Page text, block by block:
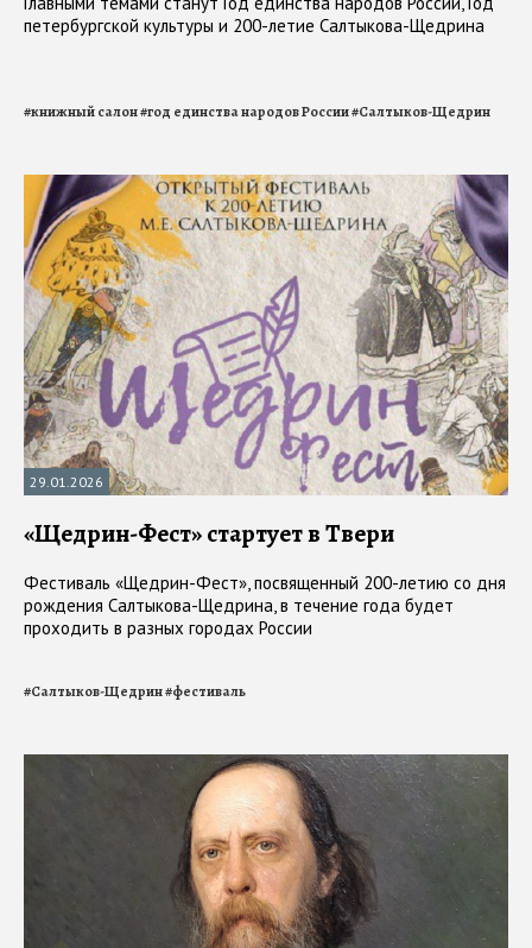
петербургской культуры и 200-летие Салтыкова-Щедрина
#книжный салон#год единства народов России#Салтыков-Щедрин
29.01.2026
«Щедрин-Фест» стартует в Твери
Фестиваль «Щедрин-Фест», посвященный 200-летию со дня
рождения Салтыкова-Щедрина, в течение года будет
проходить в разных городах России
#Салтыков-Щедрин#фестиваль